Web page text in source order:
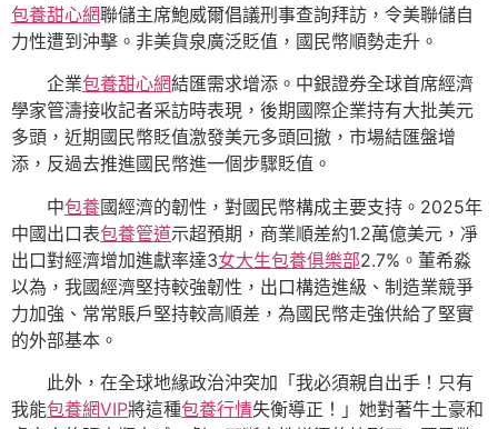
包養甜心網聯儲主席鮑威爾倡議刑事查詢拜訪，令美聯儲自
力性遭到沖擊。非美貨泉廣泛貶值，國民幣順勢走升。
企業包養甜心網結匯需求增添。中銀證券全球首席經濟
學家管濤接收記者采訪時表現，後期國際企業持有大批美元
多頭，近期國民幣貶值激發美元多頭回撤，市場結匯盤增
添，反過去推進國民幣進一個步驟貶值。
中包養國經濟的韌性，對國民幣構成主要支持。2025年
中國出口表包養管道示超預期，商業順差約1.2萬億美元，凈
出口對經濟增加進獻率達3女大生包養俱樂部2.7%。董希淼
以為，我國經濟堅持較強韌性，出口構造進級、制造業競爭
力加強、常常賬戶堅持較高順差，為國民幣走強供給了堅實
的外部基本。
此外，在全球地緣政治沖突加「我必須親自出手！只有
我能包養網VIP將這種包養行情失衡導正！」她對著牛土豪和